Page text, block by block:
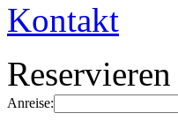
Kontakt
Reservieren
Anreise: